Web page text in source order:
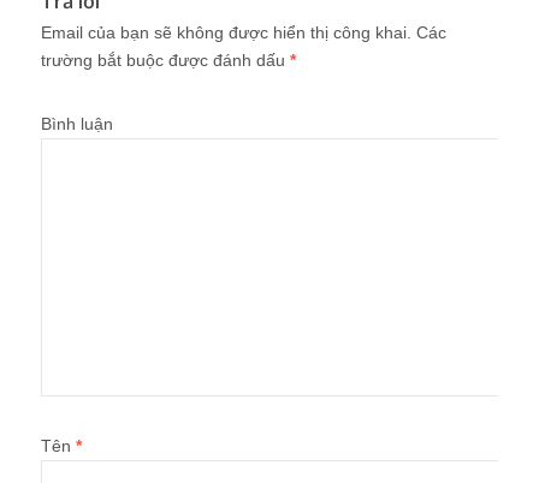
Email của bạn sẽ không được hiển thị công khai. Các
trường bắt buộc được đánh dấu *
Bình luận
Tên *